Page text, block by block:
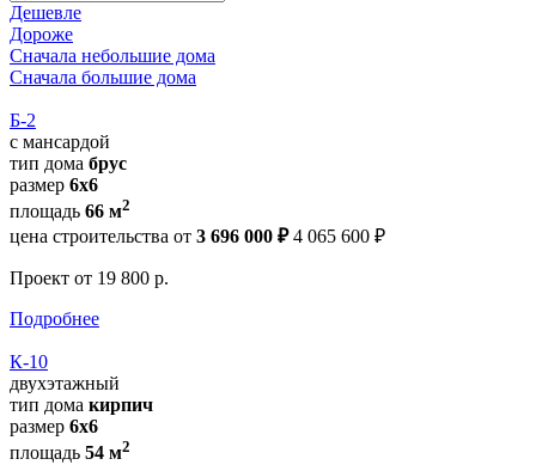
Дешевле
Дороже
Сначала небольшие дома
Сначала большие дома
Б-2
с мансардой
тип дома брус
размер 6х6
площадь 66 м2
цена строительства от 3 696 000 ₽ 4 065 600 ₽
Проект от 19 800 р.
Подробнее
К-10
двухэтажный
тип дома кирпич
размер 6х6
площадь 54 м2